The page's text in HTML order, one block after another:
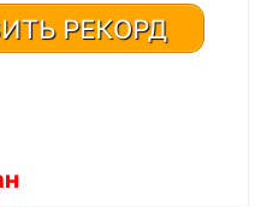
РЕКОРД